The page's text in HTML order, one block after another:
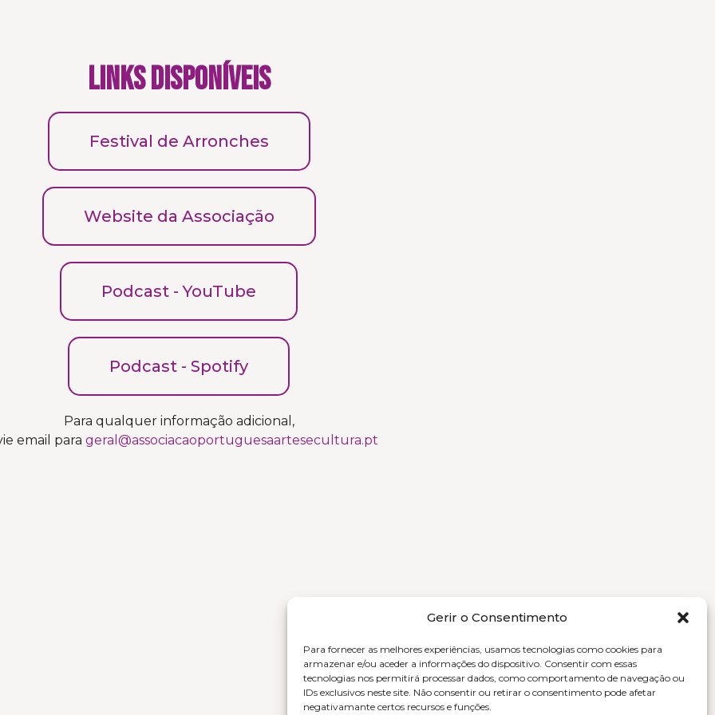
Gerir o Consentimento
Para fornecer as melhores experiências, usamos tecnologias como cookies para
armazenar e/ou aceder a informações do dispositivo. Consentir com essas
tecnologias nos permitirá processar dados, como comportamento de navegação ou
IDs exclusivos neste site. Não consentir ou retirar o consentimento pode afetar
negativamante certos recursos e funções.
Links disponíveis
Festival de Arronches
Website da Associação
Podcast - YouTube
Podcast - Spotify
Para qualquer informação adicional,
email para geral@associacaoportuguesaartesecultura.pt